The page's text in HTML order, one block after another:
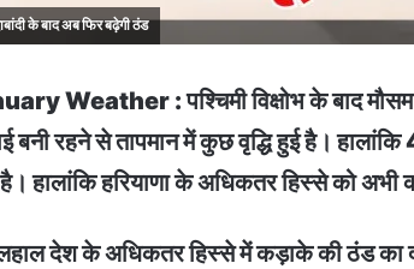
के बाद अब फिर बढ़ेगी ठंड
Weather : पश्चिमी विक्षोभ के बाद मौसम
बनी रहने से तापमान में कुछ वृद्धि हुई है।
हालांकि हरियाणा के अधिकतर हिस्से को
देश के अधिकतर हिस्से में कड़ाके की ठंड का